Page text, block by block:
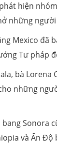
hiện
những
Mexico đã
Tư pháp
bà
những
Sonora
và Ấn